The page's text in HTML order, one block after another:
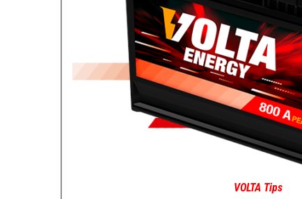
VOLTA Tips